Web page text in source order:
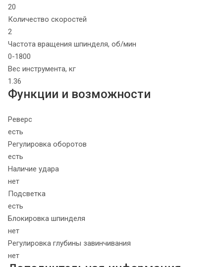
20
Количество скоростей
2
Частота вращения шпинделя, об/мин
0-1800
Вес инструмента, кг
1.36
Функции и возможности
Реверс
есть
Регулировка оборотов
есть
Наличие удара
нет
Подсветка
есть
Блокировка шпинделя
нет
Регулировка глубины завинчивания
нет